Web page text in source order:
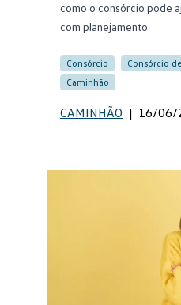
como o consórcio pode
com planejamento.
Consórcio Consórcio
Caminhão
CAMINHÃO | 16/06/